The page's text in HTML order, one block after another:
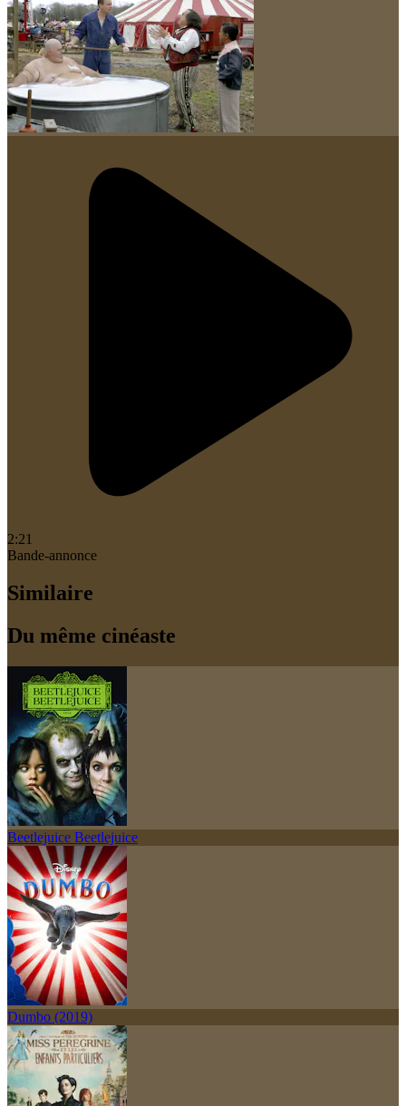
2:21
Bande-annonce
Similaire
Du même cinéaste
Beetlejuice Beetlejuice
Dumbo (2019)